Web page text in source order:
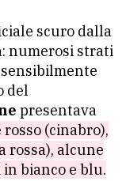
scuro dalla
numerosi strati
del
presentava
(cinabro),
rossa), alcune
bianco e blu.